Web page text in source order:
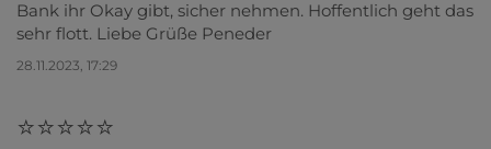
Bank ihr Okay gibt, sicher nehmen. Hoffentlich geht das
sehr flott. Liebe Grüße Peneder
28.11.2023, 17:29